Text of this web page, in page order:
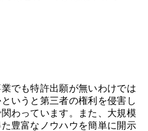
でも特許出願が無いわけでは
いうと第三者の権利を侵害し
わっています。また、大規模
豊富なノウハウを簡単に開示